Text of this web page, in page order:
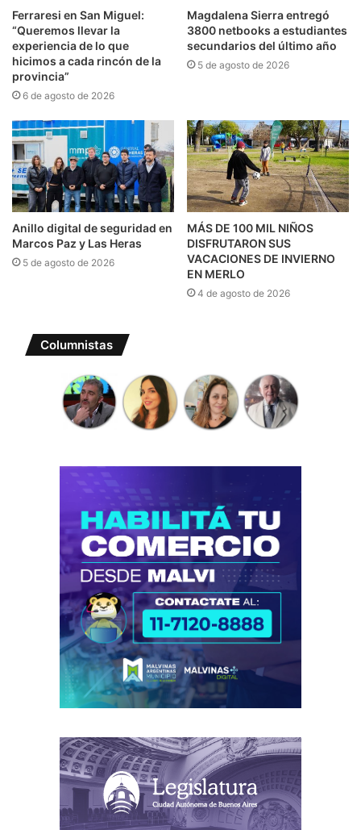
Ferraresi en San Miguel:
“Queremos llevar la
experiencia de lo que
hicimos a cada rincón de la
provincia”
6 de agosto de 2026
Magdalena Sierra entregó
3800 netbooks a estudiantes
secundarios del último año
5 de agosto de 2026
Anillo digital de seguridad en
Marcos Paz y Las Heras
5 de agosto de 2026
MÁS DE 100 MIL NIÑOS
DISFRUTARON SUS
VACACIONES DE INVIERNO
EN MERLO
4 de agosto de 2026
Columnistas